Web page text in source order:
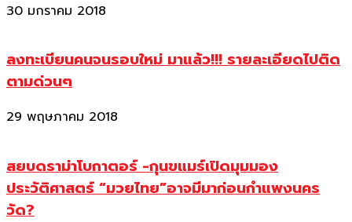
30 มกราคม 2018
ลงทะเบียนคนจนรอบใหม่ มาแล้ว!!! รายละเอียดไปติด
ตามด่วนๆ
29 พฤษภาคม 2018
สยบดราม่าโบกาตอร์ -กุนขแมร์เปิดมุมมอง
ประวัติศาสตร์ “มวยไทย”อาจมีมาก่อนกำแพงนคร
วัด?